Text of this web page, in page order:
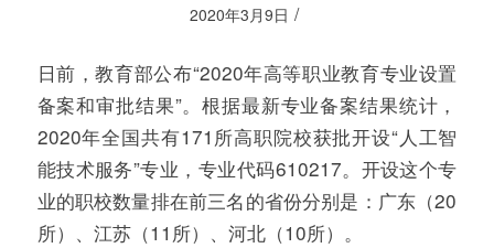
2020年3月9日 /
日前，教育部公布“2020年高等职业教育专业设置
备案和审批结果”。根据最新专业备案结果统计，
2020年全国共有171所高职院校获批开设“人工智
能技术服务”专业，专业代码610217。开设这个专
业的职校数量排在前三名的省份分别是：广东（20
所）、江苏（11所）、河北（10所）。